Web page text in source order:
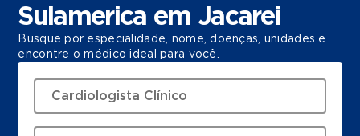
Sulamerica em Jacarei
Busque por especialidade, nome, doenças, unidades e
encontre o médico ideal para você.